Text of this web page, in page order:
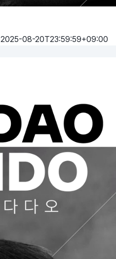
2025-08-20T23:59:59+09:00